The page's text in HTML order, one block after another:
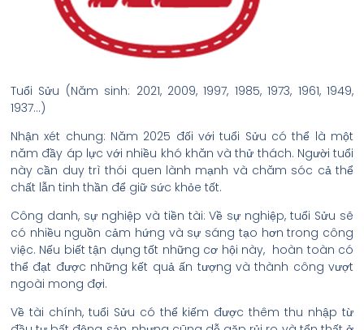
Tuổi Sửu (Năm sinh: 2021, 2009, 1997, 1985, 1973, 1961, 1949,
1937…)
Nhận xét chung: Năm 2025 đối với tuổi Sửu có thể là một
năm đầy áp lực với nhiều khó khăn và thử thách. Người tuổi
này cần duy trì thói quen lành mạnh và chăm sóc cả thể
chất lẫn tinh thần để giữ sức khỏe tốt.
Công danh, sự nghiệp và tiền tài: Về sự nghiệp, tuổi Sửu sẽ
có nhiều nguồn cảm hứng và sự sáng tạo hơn trong công
việc. Nếu biết tận dụng tốt những cơ hội này, hoàn toàn có
thể đạt được những kết quả ấn tượng và thành công vượt
ngoài mong đợi.
Về tài chính, tuổi Sửu có thể kiếm được thêm thu nhập từ